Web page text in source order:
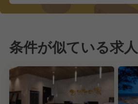
条件が似ている求人